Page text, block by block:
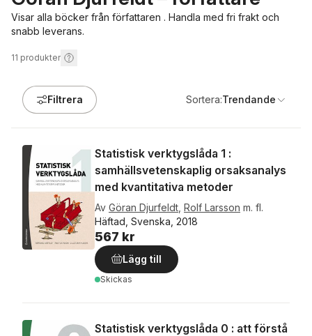
Visar alla böcker från författaren . Handla med fri frakt och
snabb leverans.
11 produkter
Filtrera Sortera:Trendande
Statistisk verktygslåda 1 :
samhällsvetenskaplig orsaksanalys
med kvantitativa metoder
Av Göran Djurfeldt Rolf Larsson m. fl.
Häftad, Svenska, 2018
567 kr
Lägg till
Skickas
Statistisk verktygslåda 0 : att förstå